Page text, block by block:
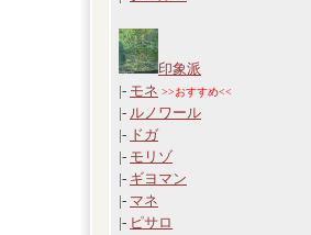
印象派
|- モネ >>おすすめ<<
|- ルノワール
|- ドガ
|- モリゾ
|- ギヨマン
|- マネ
|- ピサロ